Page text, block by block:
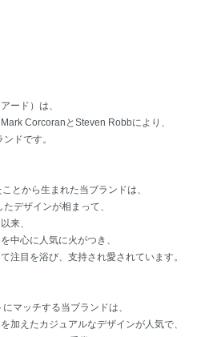
ード）は、
CorcoranとSteven Robbにより、
ドです。
とから生まれた当ブランドは、
デザインが相まって、
来、
中心に人気に火がつき、
注目を浴び、支持され愛されています。
マッチする当ブランドは、
加えたカジュアルなデザインが人気で、